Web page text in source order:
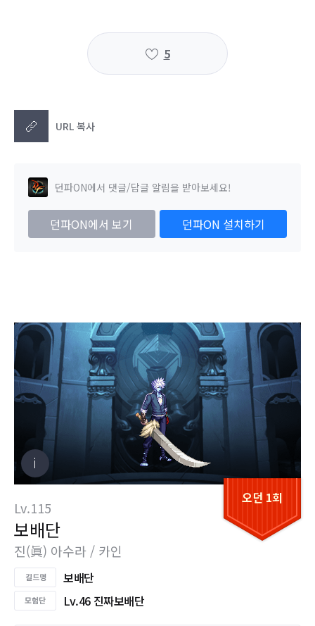
5
URL 복사
던파ON에서 댓글/답글 알림을 받아보세요!
던파ON에서 보기 던파ON 설치하기
오던 1회
Lv.115
보배단
진(眞) 아수라 / 카인
보배단
Lv.46 진짜보배단